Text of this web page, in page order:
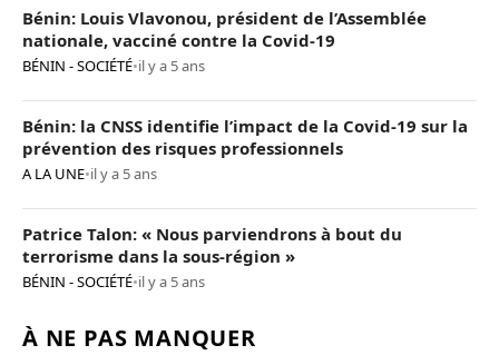
Bénin: Louis Vlavonou, président de l’Assemblée
nationale, vacciné contre la Covid-19
BÉNIN - SOCIÉTÉ•il y a 5 ans
Bénin: la CNSS identifie l’impact de la Covid-19 sur la
prévention des risques professionnels
A LA UNE•il y a 5 ans
Patrice Talon: « Nous parviendrons à bout du
terrorisme dans la sous-région »
BÉNIN - SOCIÉTÉ•il y a 5 ans
À NE PAS MANQUER